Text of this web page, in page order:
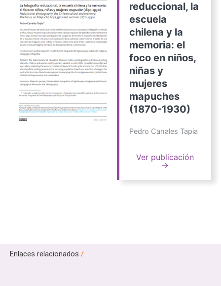
reduccional, la
escuela
chilena y la
memoria: el
foco en niños,
niñas y
mujeres
mapuches
(1870-1930)
Pedro Canales Tapia
Ver publicación
→
Enlaces relacionados /